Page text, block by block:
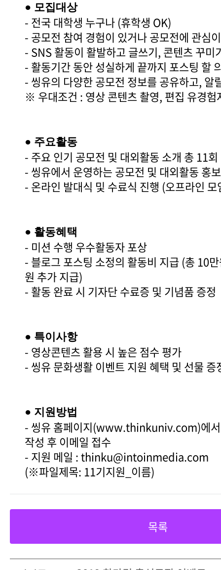
● 모집대상
- 전국 대학생 누구나 (휴학생 OK)
- 공모전 참여 경험이 있거나 공모전에 관심
- SNS 활동이 활발하고 글쓰기, 콘텐츠 꾸미
- 활동기간 동안 성실하게 끝까지 포스팅 할
- 씽유의 다양한 공모전 정보를 공유하고, 알
※ 우대조건 : 영상 콘텐츠 촬영, 편집 유경험
● 주요활동
- 주요 인기 공모전 및 대외활동 소개 총 11
- 씽유에서 운영하는 공모전 및 대외활동 홍
- 온라인 발대식 및 수료식 진행 (오프라인 모
● 활동혜택
- 미션 수행 우수활동자 포상
- 블로그 포스팅 소정의 활동비 지급 (총 10
원 추가 지급)
- 활동 완료 시 기자단 수료증 및 기념품 증정
● 특이사항
- 영상콘텐츠 활용 시 높은 점수 평가
- 씽유 문화생활 이벤트 지원 혜택 및 선물 증
● 지원방법
- 씽유 홈페이지(www.thinkuniv.com)에서
작성 후 이메일 접수
- 지원 메일 : thinku@intoinmedia.com
(※파일제목: 11기지원_이름)
목록